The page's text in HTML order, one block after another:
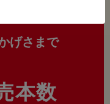
げさまで
本数